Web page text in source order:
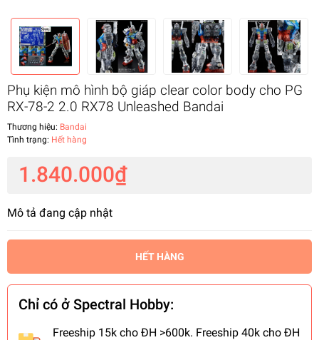
Phụ kiện mô hình bộ giáp clear color body cho PG
RX-78-2 2.0 RX78 Unleashed Bandai
Thương hiệu: Bandai
Tình trạng: Hết hàng
1.840.000₫
Mô tả đang cập nhật
HẾT HÀNG
Chỉ có ở Spectral Hobby:
Freeship 15k cho ĐH >600k. Freeship 40k cho ĐH